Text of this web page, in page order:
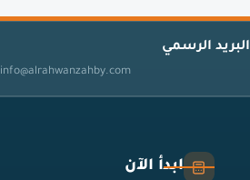
البريد الرسمي
info@alrahwanzahby.com
ابدأ الآن